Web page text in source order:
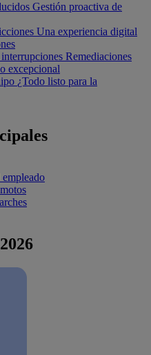
Gestión proactiva de
Una experiencia digital
Remediaciones
excepcional
¿Todo listo para la